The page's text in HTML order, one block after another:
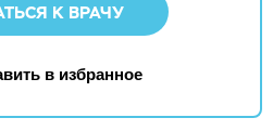
К ВРАЧУ
в избранное